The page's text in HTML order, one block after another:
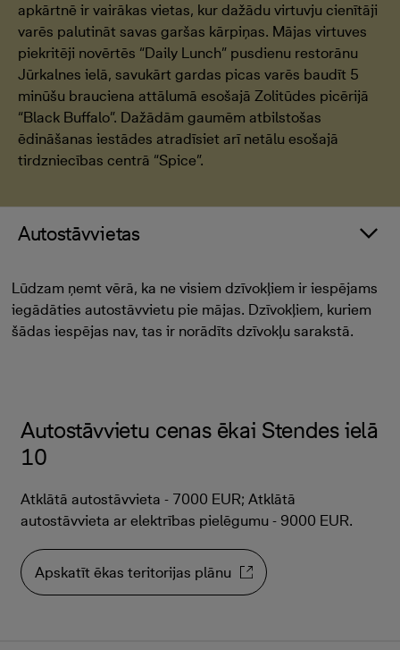
apkārtnē ir vairākas vietas, kur dažādu virtuvju cienītāji
varēs palutināt savas garšas kārpiņas. Mājas virtuves
piekritēji novērtēs “Daily Lunch” pusdienu restorānu
Jūrkalnes ielā, savukārt gardas picas varēs baudīt 5
minūšu brauciena attālumā esošajā Zolitūdes picērijā
“Black Buffalo”. Dažādām gaumēm atbilstošas
ēdināšanas iestādes atradīsiet arī netālu esošajā
tirdzniecības centrā “Spice”.
Autostāvvietas
Lūdzam ņemt vērā, ka ne visiem dzīvokļiem ir iespējams
iegādāties autostāvvietu pie mājas. Dzīvokļiem, kuriem
šādas iespējas nav, tas ir norādīts dzīvokļu sarakstā.
Autostāvvietu cenas ēkai Stendes ielā
10
Atklātā autostāvvieta - 7000 EUR; Atklātā
autostāvvieta ar elektrības pielēgumu - 9000 EUR.
Apskatīt ēkas teritorijas plānu